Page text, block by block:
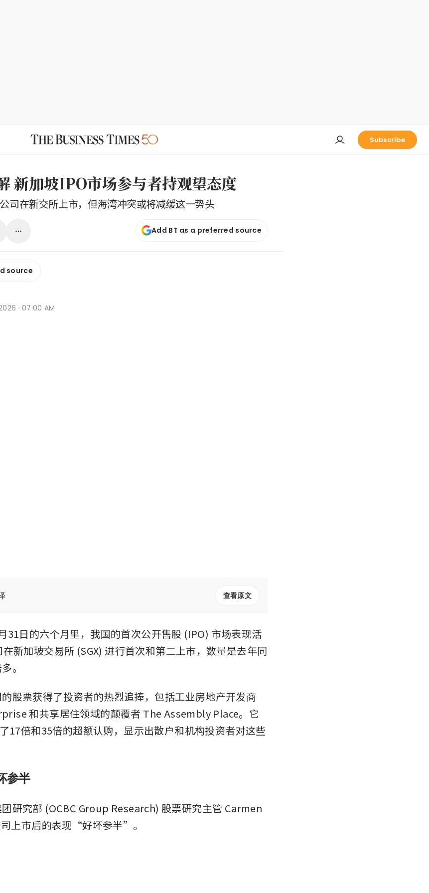
Subscribe
新加坡IPO市场参与者持观望态度
司在新交所上市，但海湾冲突或将减缓这一势头
Add BT as a preferred source
source
· 07:00 AM
查看原文
31日的六个月里，我国的首次公开售股 (IPO) 市场表现活
新加坡交易所 (SGX) 进行首次和第二上市，数量是去年同
。
股票获得了投资者的热烈追捧，包括工业房地产开发商
和共享居住领域的颠覆者 The Assembly Place。它
17倍和35倍的超额认购，显示出散户和机构投资者对这些
参半
研究部 (OCBC Group Research) 股票研究主管 Carmen
上市后的表现“好坏参半”。